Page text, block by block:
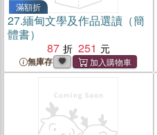
滿額折
27.緬甸文學及作品選讀（簡
體書）
87
251
無庫存